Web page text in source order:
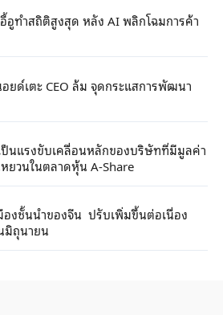
อูทำสถิติสูงสุด หลัง AI พลิกโฉมการค้า
ด์เตะ CEO ล้ม จุดกระแสการพัฒนา
ป็นแรงขับเคลื่อนหลักของบริษัทที่มีมูลค่า
ยวนในตลาดหุ้น A-Share
องชั้นนำของจีน ปรับเพิ่มขึ้นต่อเนื่อง
มิถุนายน